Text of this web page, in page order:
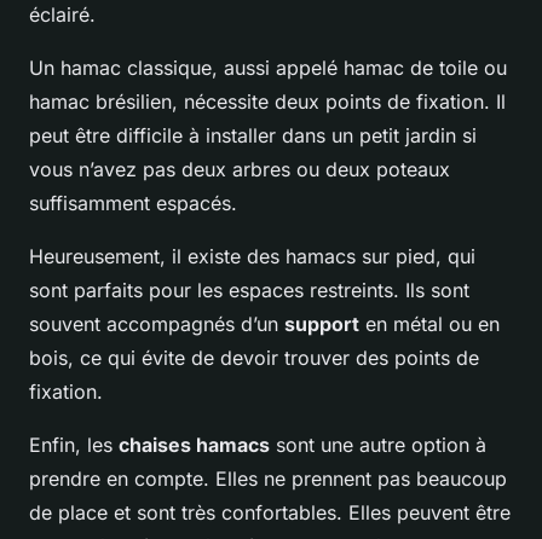
éclairé.
Un hamac classique, aussi appelé hamac de toile ou
hamac brésilien, nécessite deux points de fixation. Il
peut être difficile à installer dans un petit jardin si
vous n’avez pas deux arbres ou deux poteaux
suffisamment espacés.
Heureusement, il existe des hamacs sur pied, qui
sont parfaits pour les espaces restreints. Ils sont
souvent accompagnés d’un support en métal ou en
bois, ce qui évite de devoir trouver des points de
fixation.
Enfin, les chaises hamacs sont une autre option à
prendre en compte. Elles ne prennent pas beaucoup
de place et sont très confortables. Elles peuvent être